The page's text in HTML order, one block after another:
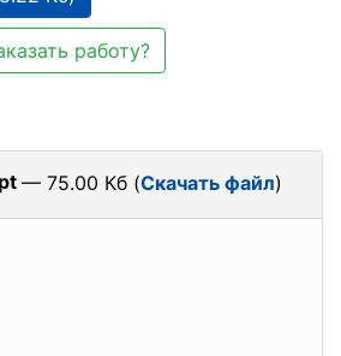
работу?
— 75.00 Кб (Скачать файл)